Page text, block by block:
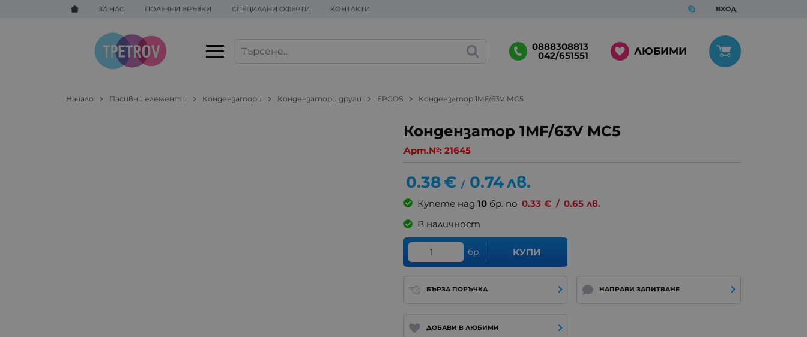
ЗА НАС ПОЛЕЗНИ ВРЪЗКИ СПЕЦИАЛНИ ОФЕРТИ КОНТАКТИ ВХОД
0888308813
042/651551 ЛЮБИМИ
Начало Пасивни елементи Кондензатори Кондензатори други EPCOS Кондензатор 1MF/63V MC5
Кондензатор 1MF/63V MC5
Арт.№: 21645
0.38€ / 0.74лв.
Купете над 10бр. по 0.33 € / 0.65 лв.
В наличност
бр. КУПИ
БЪРЗА ПОРЪЧКА НАПРАВИ ЗАПИТВАНЕ
ДОБАВИ В ЛЮБИМИ